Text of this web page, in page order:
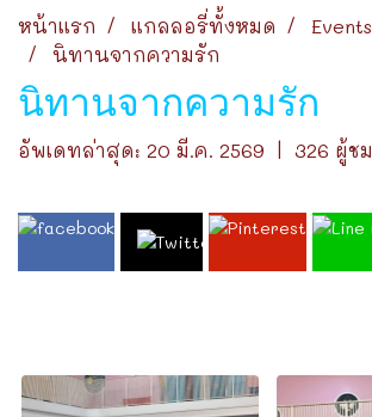
หน้าแรก แกลลอรี่ทั้งหมด
Events
นิทานจากความรัก
นิทานจากความรัก
อัพเดทล่าสุด: 20 มี.ค. 2569 326 ผู้ชม